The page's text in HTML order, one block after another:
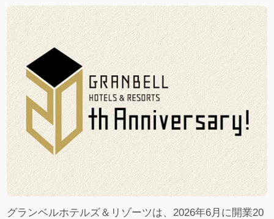
グランベルホテルズ＆リゾーツは、2026年6月に開業20